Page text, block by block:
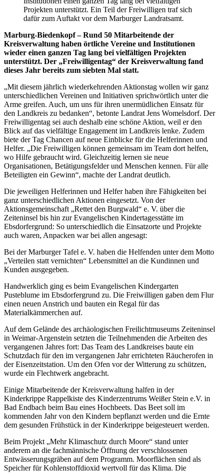
Projekten unterstützt. Ein Teil der Freiwilligen traf sich
dafür zum Auftakt vor dem Marburger Landratsamt.
Marburg-Biedenkopf – Rund 50 Mitarbeitende der
Kreisverwaltung haben örtliche Vereine und Institutionen
wieder einen ganzen Tag lang bei vielfältigen Projekten
unterstützt. Der „Freiwilligentag“ der Kreisverwaltung fand
dieses Jahr bereits zum siebten Mal statt.
„Mit diesem jährlich wiederkehrenden Aktionstag wollen wir ganz
unterschiedlichen Vereinen und Initiativen sprichwörtlich unter die
Arme greifen. Auch, um uns für ihren unermüdlichen Einsatz für
den Landkreis zu bedanken“, betonte Landrat Jens Womelsdorf. Der
Freiwilligentag sei auch deshalb eine schöne Aktion, weil er den
Blick auf das vielfältige Engagement im Landkreis lenke. Zudem
biete der Tag Chancen auf neue Einblicke für die Helferinnen und
Helfer. „Die Freiwilligen können gemeinsam im Team dort helfen,
wo Hilfe gebraucht wird. Gleichzeitig lernen sie neue
Organisationen, Betätigungsfelder und Menschen kennen. Für alle
Beteiligten ein Gewinn“, machte der Landrat deutlich.
Die jeweiligen Helferinnen und Helfer haben ihre Fähigkeiten bei
ganz unterschiedlichen Aktionen eingesetzt. Von der
Aktionsgemeinschaft „Rettet den Burgwald“ e. V. über die
Zeiteninsel bis hin zur Evangelischen Kindertagesstätte im
Ebsdorfergrund: So unterschiedlich die Einsatzorte und Projekte
auch waren, Anpacken war bei allen angesagt:
Bei der Marburger Tafel e. V. haben die Helfenden unter dem Motto
„Verteilen statt vernichten“ Lebensmittel an die Kundinnen und
Kunden ausgegeben.
Handwerklich ging es beim Evangelischen Kindergarten
Pusteblume im Ebsdorfergrund zu. Die Freiwilligen gaben dem Flur
einen neuen Anstrich und bauten ein Regal für das
Materialkämmerchen auf.
Auf dem Gelände des archäologischen Freilichtmuseums Zeiteninsel
in Weimar-Argenstein setzten die Teilnehmenden die Arbeiten des
vergangenen Jahres fort: Das Team des Landkreises baute ein
Schutzdach für den im vergangenen Jahr errichteten Räucherofen in
der Eisenzeitstation. Um den Ofen vor der Witterung zu schützen,
wurde ein Flechtwerk angebracht.
Einige Mitarbeitende der Kreisverwaltung halfen in der
Kinderkrippe Rappelkiste des Kinderzentrums Weißer Stein e.V. in
Bad Endbach beim Bau eines Hochbeets. Das Beet soll im
kommenden Jahr von den Kindern bepflanzt werden und die Ernte
dem gesunden Frühstück in der Kinderkrippe beigesteuert werden.
Beim Projekt „Mehr Klimaschutz durch Moore“ stand unter
anderem an die fachmännische Öffnung der verschlossenen
Entwässerungsgräben auf dem Programm. Moorflächen sind als
Speicher für Kohlenstoffdioxid wertvoll für das Klima. Die